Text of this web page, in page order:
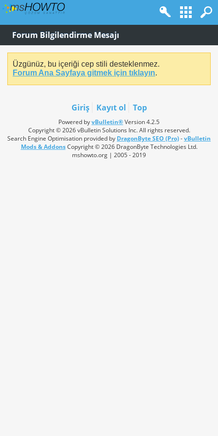
Forum Bilgilendirme Mesajı
Üzgünüz, bu içeriği cep stili desteklenmez.
Forum Ana Sayfaya gitmek için tıklayın.
Giriş Kayıt ol Top
Powered byvBulletin®Version 4.2.5
Copyright © 2026 vBulletin Solutions Inc. All rights reserved.
Search Engine Optimisation provided by DragonByte SEO (Pro)-vBulletin
Mods & AddonsCopyright © 2026 DragonByte Technologies Ltd.
mshowto.org | 2005 - 2019